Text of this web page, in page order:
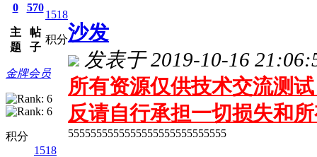
0
主
题
570
帖
子
1518
积分
金牌会员
积分
1518
沙发
发表于 2019-10-16
所有资源仅供技术交流测
反请自行承担一切损失和
5555555555555555555555555555